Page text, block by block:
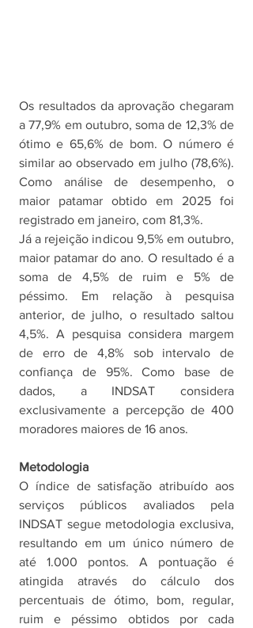
Os resultados da aprovação chegaram
a 77,9% em outubro, soma de 12,3% de
ótimo e 65,6% de bom. O número é
similar ao observado em julho (78,6%).
Como análise de desempenho, o
maior patamar obtido em 2025 foi
registrado em janeiro, com 81,3%.
Já a rejeição indicou 9,5% em outubro,
maior patamar do ano. O resultado é a
soma de 4,5% de ruim e 5% de
péssimo. Em relação à pesquisa
anterior, de julho, o resultado saltou
4,5%. A pesquisa considera margem
de erro de 4,8% sob intervalo de
confiança de 95%. Como base de
dados, a INDSAT considera
exclusivamente a percepção de 400
moradores maiores de 16 anos.
Metodologia
O índice de satisfação atribuído aos
serviços públicos avaliados pela
INDSAT segue metodologia exclusiva,
resultando em um único número de
até 1.000 pontos. A pontuação é
atingida através do cálculo dos
percentuais de ótimo, bom, regular,
ruim e péssimo obtidos por cada